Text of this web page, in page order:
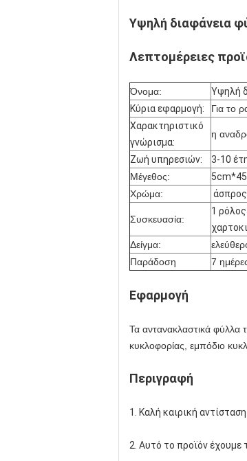
Υψηλή διαφάνεια
Λεπτομέρειες
Όνομα:
Υψηλή
Κύρια εφαρμογή:
Για το
Χαρακτηριστικό
γνώρισμα:
η
Ζωή υπηρεσιών:
3-10
Μέγεθος:
Χρώμα:
Συσκευασία:
1
Δείγμα:
Παράδοση
7
Εφαρμογή
Τα αντανακλαστικά φύλλα
κυκλοφορίας, εμπόδιο
Περιγραφή
1. Καλή καιρική αντίσταση
2. Αυτό το προϊόν έχουμε